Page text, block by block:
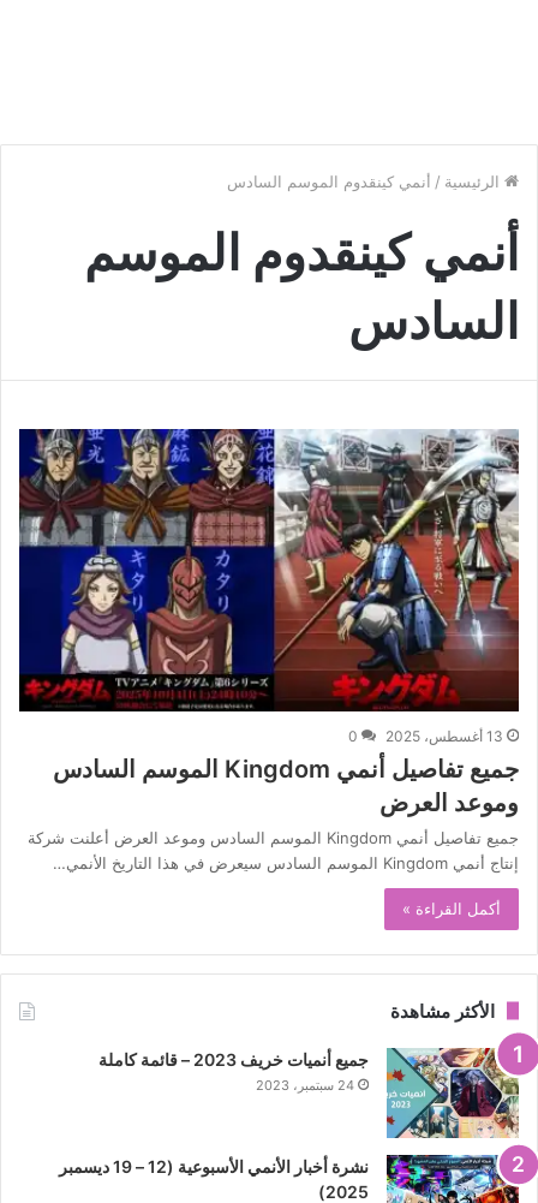
الرئيسية / أنمي كينقدوم الموسم السادس
أنمي كينقدوم الموسم
السادس
13 أغسطس، 2025 0
جميع تفاصيل أنمي Kingdom الموسم السادس
وموعد العرض
جميع تفاصيل أنمي Kingdom الموسم السادس وموعد العرض أعلنت شركة
إنتاج أنمي Kingdom الموسم السادس سيعرض في هذا التاريخ الأنمي…
أكمل القراءة »
الأكثر مشاهدة
جميع أنميات خريف 2023 – قائمة كاملة
24 سبتمبر، 2023
نشرة أخبار الأنمي الأسبوعية (12 – 19 ديسمبر
2025)